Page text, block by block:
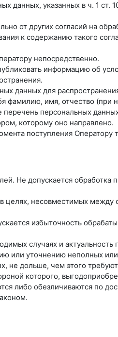
данных, указанных в ч. 1 ст.
от других согласий на
к содержанию такого
непосредственно.
информацию об
данных для
фамилию, имя, отчество (при
персональных
которому оно направлено.
поступления Оператору
Не допускается обработка
целях, несовместимых между
избыточность
случаях и
или уточнению неполных
не дольше, чем этого
которого,
либо обезличиваются по